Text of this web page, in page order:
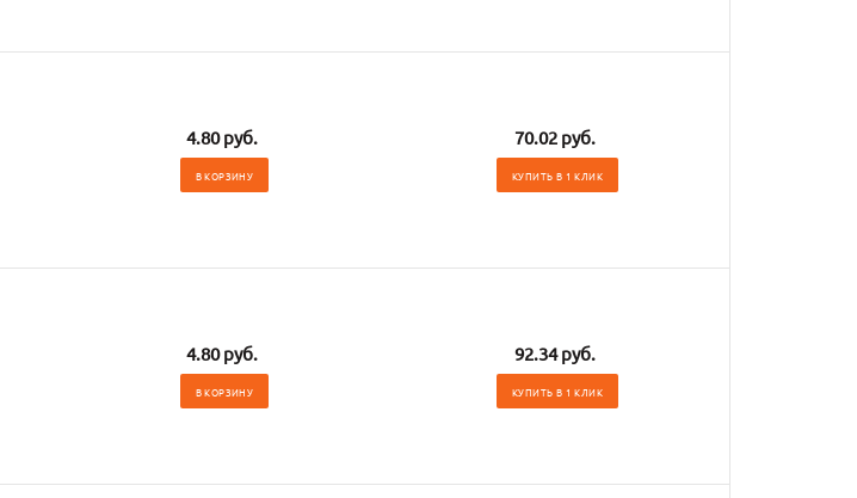
4.80 руб.
В КОРЗИНУ
70.02 руб.
КУПИТЬ В 1 КЛИК
4.80 руб.
В КОРЗИНУ
92.34 руб.
КУПИТЬ В 1 КЛИК